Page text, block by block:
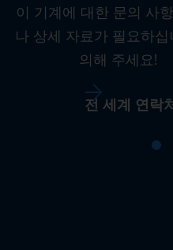
이 기계에 대한 문의 사
나 상세 자료가 필요하십
의해 주세요!
전 세계 연락